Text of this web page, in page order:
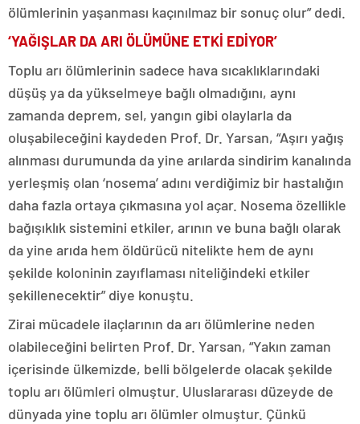
ölümlerinin yaşanması kaçınılmaz bir sonuç olur” dedi.
‘YAĞIŞLAR DA ARI ÖLÜMÜNE ETKİ EDİYOR’
Toplu arı ölümlerinin sadece hava sıcaklıklarındaki
düşüş ya da yükselmeye bağlı olmadığını, aynı
zamanda deprem, sel, yangın gibi olaylarla da
oluşabileceğini kaydeden Prof. Dr. Yarsan, “Aşırı yağış
alınması durumunda da yine arılarda sindirim kanalında
yerleşmiş olan ‘nosema’ adını verdiğimiz bir hastalığın
daha fazla ortaya çıkmasına yol açar. Nosema özellikle
bağışıklık sistemini etkiler, arının ve buna bağlı olarak
da yine arıda hem öldürücü nitelikte hem de aynı
şekilde koloninin zayıflaması niteliğindeki etkiler
şekillenecektir” diye konuştu.
Zirai mücadele ilaçlarının da arı ölümlerine neden
olabileceğini belirten Prof. Dr. Yarsan, “Yakın zaman
içerisinde ülkemizde, belli bölgelerde olacak şekilde
toplu arı ölümleri olmuştur. Uluslararası düzeyde de
dünyada yine toplu arı ölümler olmuştur. Çünkü